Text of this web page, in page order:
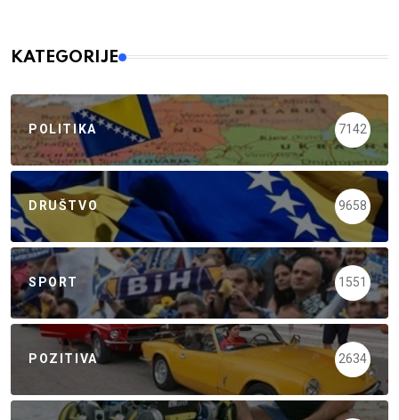
KATEGORIJE
POLITIKA 7142
DRUŠTVO 9658
SPORT 1551
POZITIVA 2634